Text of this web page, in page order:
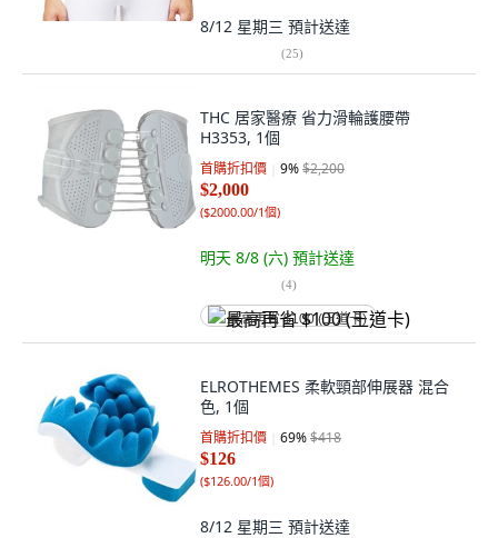
8/12 星期三 預計送達
(25)
THC 居家醫療 省力滑輪護腰帶
H3353, 1個
首購折扣價 9%$2,200
$2,000
($2000.00/1個)
明天 8/8 (六) 預計送達
(4)
最高再省 $100 (王道卡)
ELROTHEMES 柔軟頸部伸展器 混合
色, 1個
首購折扣價 69%$418
$126
($126.00/1個)
8/12 星期三 預計送達